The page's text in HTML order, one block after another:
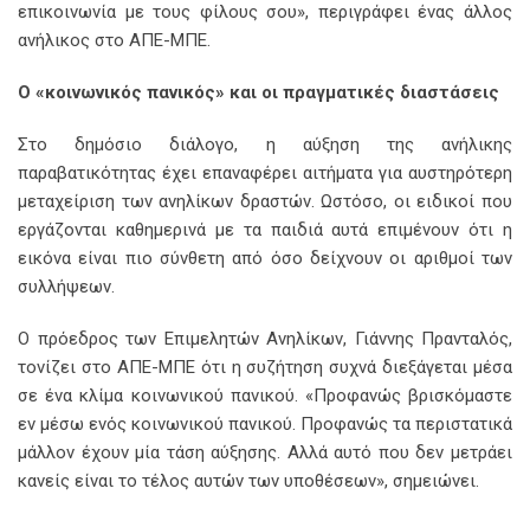
επικοινωνία με τους φίλους σου», περιγράφει ένας άλλος
ανήλικος στο ΑΠΕ-ΜΠΕ.
Ο «κοινωνικός πανικός» και οι πραγματικές διαστάσεις
Στο δημόσιο διάλογο, η αύξηση της ανήλικης
παραβατικότητας έχει επαναφέρει αιτήματα για αυστηρότερη
μεταχείριση των ανηλίκων δραστών. Ωστόσο, οι ειδικοί που
εργάζονται καθημερινά με τα παιδιά αυτά επιμένουν ότι η
εικόνα είναι πιο σύνθετη από όσο δείχνουν οι αριθμοί των
συλλήψεων.
Ο πρόεδρος των Επιμελητών Ανηλίκων, Γιάννης Πρανταλός,
τονίζει στο ΑΠΕ-ΜΠΕ ότι η συζήτηση συχνά διεξάγεται μέσα
σε ένα κλίμα κοινωνικού πανικού. «Προφανώς βρισκόμαστε
εν μέσω ενός κοινωνικού πανικού. Προφανώς τα περιστατικά
μάλλον έχουν μία τάση αύξησης. Αλλά αυτό που δεν μετράει
κανείς είναι το τέλος αυτών των υποθέσεων», σημειώνει.